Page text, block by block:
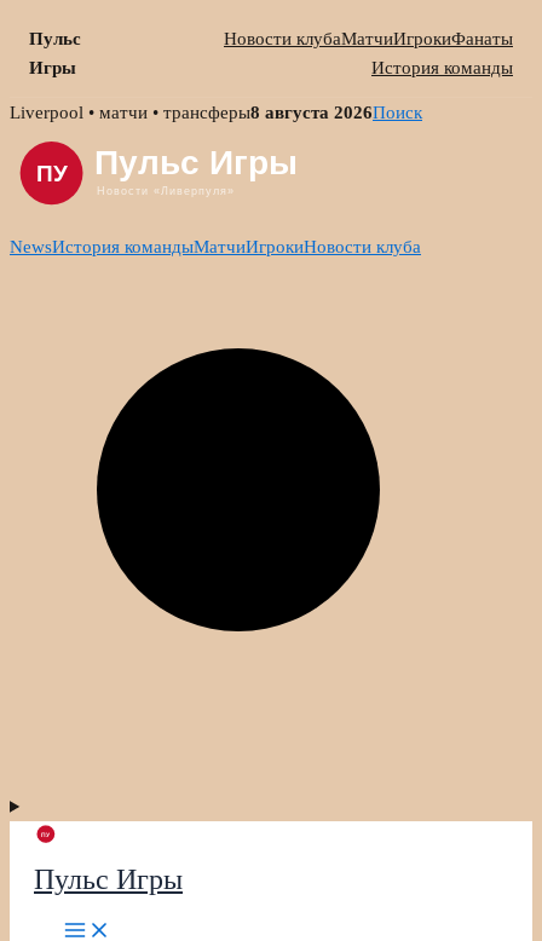
Пульс
Игры
Новости клубаМатчиИгрокиФанаты
История команды
Skip
content
Liverpool • матчи • трансферы8 августа 2026Поиск
NewsИстория командыМатчиИгрокиНовости клуба
Пульс Игры